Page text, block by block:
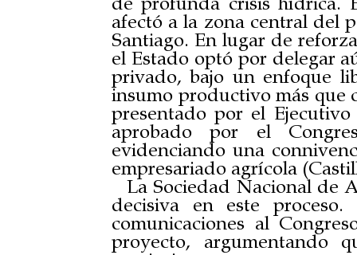
afectó a la zona central del
Santiago. En lugar de
el Estado optó por delegar
privado, bajo un enfoque
insumo productivo más que
presentado por el
aprobado por el
evidenciando una
empresariado agrícola
La Sociedad Nacional de
decisiva en este
comunicaciones al
proyecto, argumentando